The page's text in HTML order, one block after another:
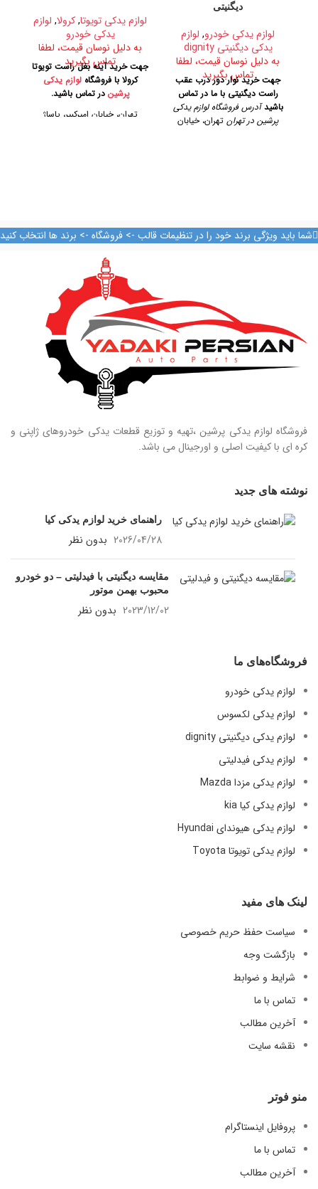
دیگنیتی
لوازم یدکی خودرو, لوازم
یدکی دیگنیتی dignity
به دلیل نوسان قیمت، لطفا
تماس بگیرید
جهت خرید نوار دور درب عقب
راست دیگنیتی با ما در تماس
باشید آدرس فروشگاه لوازم یدکی
پرشین در تهران تهران، خیابان
لوازم یدکی تویوتا,کرولا, لوازم
یدکی خودرو
به دلیل نوسان قیمت، لطفا
تماس بگیرید
جهت خرید آینه بغل راست تویوتا
کرولا با فروشگاهلوازم یدکی
پرشین در تماس باشید.
تهران، خیابان امیرکبیر، پاساژ
شما باید ویژگی برند خود را در تنظیمات قالب -> فروشگاه -> برند ها انتخاب کنید
فروشگاه لوازم یدکی پرشین ،تهیه و توزیع قطعات یدکی خودروهای ژاپنی و
کره ای با کیفیت اصلی و اورجینال می باشد.
نوشته های جدید
راهنمای خرید لوازم یدکی کیا
2026/04/28 بدون نظر
مقایسه دیگنیتی با فیدلیتی – دو خودرو
محبوب بهمن موتور
2023/12/02 بدون نظر
فروشگاه‌های ما
لوازم یدکی خودرو
لوازم یدکی لکسوس
لوازم یدکی دیگنیتی dignity
لوازم یدکی فیدلیتی
لوازم یدکی مزدا Mazda
لوازم یدکی کیا kia
لوازم یدکی هیوندای Hyundai
لوازم یدکی تویوتا Toyota
لینک های مفید
سیاست حفظ حریم خصوصی
بازگشت وجه
شرایط و ضوابط
تماس با ما
آخرین مطالب
نقشه سایت
منو فوتر
پروفایل اینستاگرام
تماس با ما
آخرین مطالب